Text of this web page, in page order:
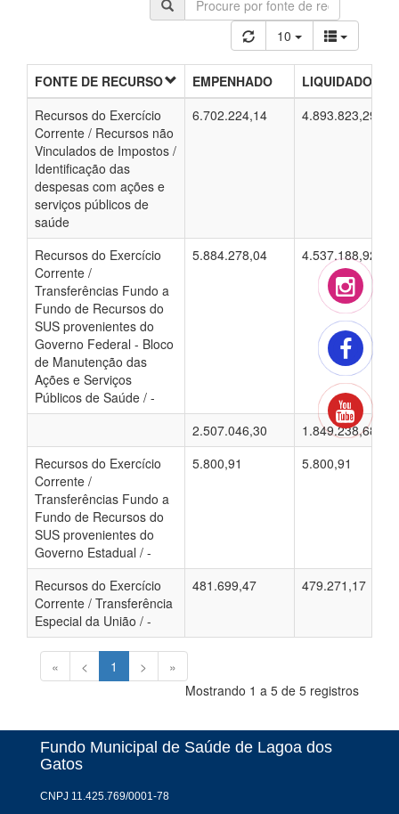
10
FONTE DE RECURSO EMPENHADO
LIQUIDADO
Recursos do Exercício
Corrente / Recursos não
Vinculados de Impostos /
Identificação das
despesas com ações e
serviços públicos de
saúde
6.702.224,14 4.893.823,29
Recursos do Exercício
Corrente /
Transferências Fundo a
Fundo de Recursos do
SUS provenientes do
Governo Federal - Bloco
de Manutenção das
Ações e Serviços
Públicos de Saúde / -
5.884.278,04 4.537.188,92
2.507.046,30
1.849.238,68
Recursos do Exercício
Corrente /
Transferências Fundo a
Fundo de Recursos do
SUS provenientes do
Governo Estadual / -
5.800,91 5.800,91
Recursos do Exercício
Corrente / Transferência
Especial da União / -
481.699,47 479.271,17
« < 1 >
»
Mostrando 1 a 5 de 5 registros
Fundo Municipal de Saúde de Lagoa dos
Gatos
CNPJ 11.425.769/0001-78